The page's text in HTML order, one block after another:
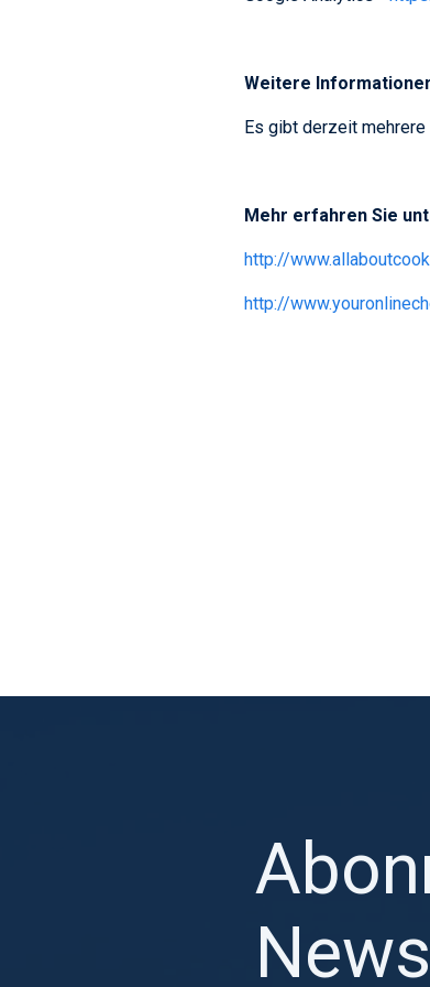
Weitere
Es gibt derzeit
Mehr erfahren Sie
http://
http://